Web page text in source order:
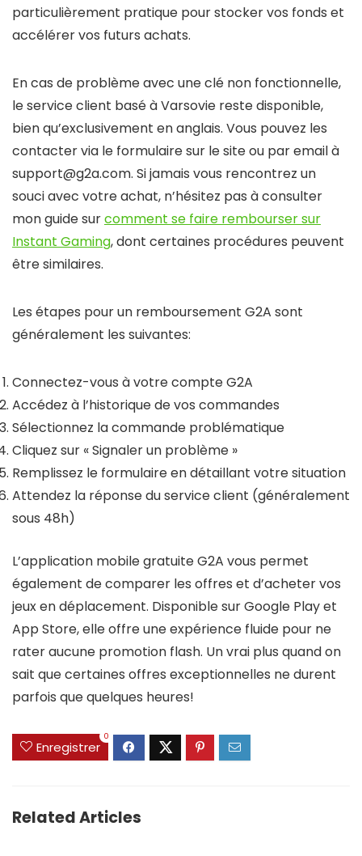
particulièrement pratique pour stocker vos fonds et
accélérer vos futurs achats.
En cas de problème avec une clé non fonctionnelle,
le service client basé à Varsovie reste disponible,
bien qu’exclusivement en anglais. Vous pouvez les
contacter via le formulaire sur le site ou par email à
support@g2a.com. Si jamais vous rencontrez un
souci avec votre achat, n’hésitez pas à consulter
mon guide surcomment se faire rembourser sur
Instant Gaming, dont certaines procédures peuvent
être similaires.
Les étapes pour un remboursement G2A sont
généralement les suivantes:
Connectez-vous à votre compte G2A
Accédez à l’historique de vos commandes
Sélectionnez la commande problématique
Cliquez sur « Signaler un problème »
Remplissez le formulaire en détaillant votre situation
Attendez la réponse du service client (généralement
sous 48h)
L’application mobile gratuite G2A vous permet
également de comparer les offres et d’acheter vos
jeux en déplacement. Disponible sur Google Play et
App Store, elle offre une expérience fluide pour ne
rater aucune promotion flash. Un vrai plus quand on
sait que certaines offres exceptionnelles ne durent
parfois que quelques heures!
Enregistrer
0
Related Articles